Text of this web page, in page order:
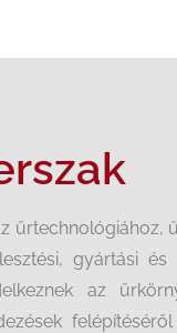
űrtechnológiához,
gyártási és
az